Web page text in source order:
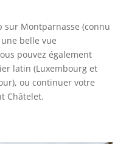
sur Montparnasse (connu
belle vue
pouvez également
latin (Luxembourg et
ou continuer votre
Châtelet.